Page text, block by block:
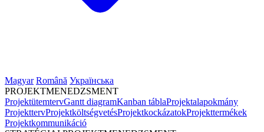
Magyar Română Українська
PROJEKTMENEDZSMENT
ProjektütemtervGantt diagramKanban táblaProjektalapokmány
ProjekttervProjektköltségvetésProjektkockázatokProjekttermékek
Projektkommunikáció